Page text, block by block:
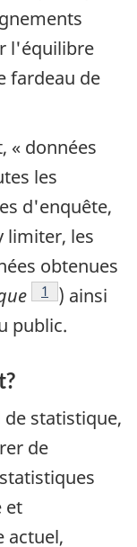
l'équilibre
fardeau de
« données
les
d'enquête,
limiter, les
obtenues
Note
1
) ainsi
public.
statistique,
de
et
actuel,